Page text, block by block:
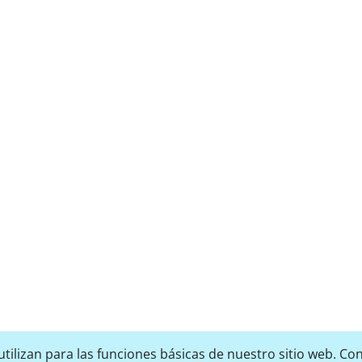
para las funciones básicas de nuestro sitio web.